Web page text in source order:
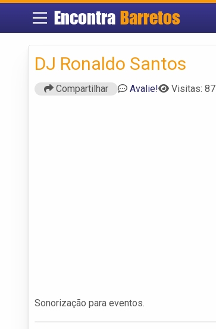
EncontraBarretos
DJ Ronaldo Santos
Compartilhar Avalie! Visitas: 87
Sonorização para eventos.